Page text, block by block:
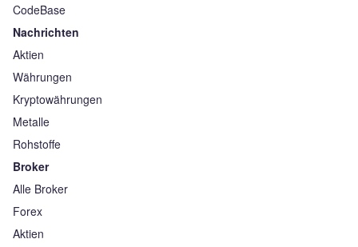
CodeBase
Nachrichten
Aktien
Währungen
Kryptowährungen
Metalle
Rohstoffe
Broker
Alle Broker
Forex
Aktien